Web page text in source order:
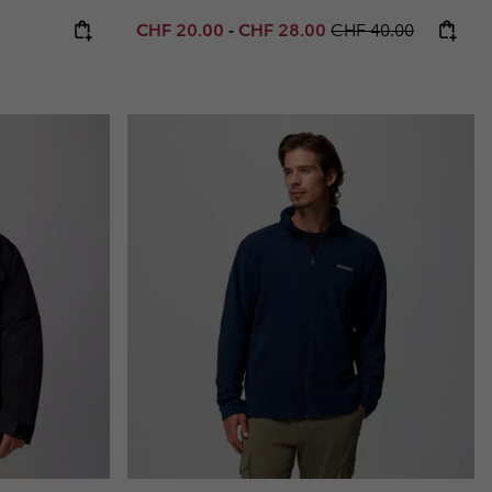
Minimum sale price:
CHF 20.00 - Maximum sale price:
CHF 28.00 Regular price:
CHF 40.00